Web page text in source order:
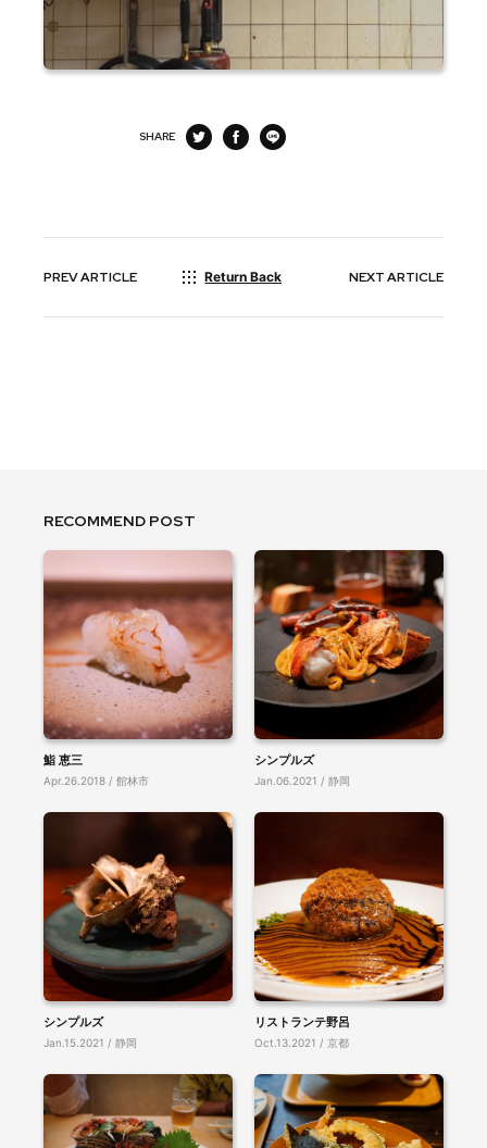
SHARE
PREVARTICLE Return Back NEXTARTICLE
RECOMMEND POST
鮨 恵三
Apr.26.2018 / 館林市
シンプルズ
Jan.06.2021 / 静岡
シンプルズ
Jan.15.2021 / 静岡
リストランテ野呂
Oct.13.2021 / 京都